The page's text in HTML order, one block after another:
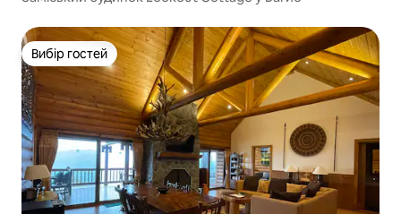
Вибір гостей
Вибір гостей